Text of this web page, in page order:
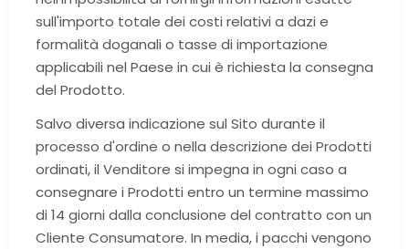
sull'importo totale dei costi relativi a dazi e
formalità doganali o tasse di importazione
applicabili nel Paese in cui è richiesta la consegna
del Prodotto.
Salvo diversa indicazione sul Sito durante il
processo d'ordine o nella descrizione dei Prodotti
ordinati, il Venditore si impegna in ogni caso a
consegnare i Prodotti entro un termine massimo
di 14 giorni dalla conclusione del contratto con un
Cliente Consumatore. In media, i pacchi vengono